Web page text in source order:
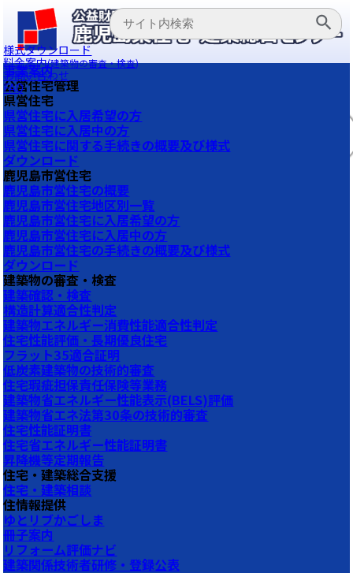
様式ダウンロード
料金案内(建築物の審査・検査)
お問い合わせ
FAQ
事業案内
公営住宅管理
県営住宅
県営住宅に入居希望の方
県営住宅に入居中の方
県営住宅に関する手続きの概要及び様式
ダウンロード
鹿児島市営住宅
鹿児島市営住宅の概要
鹿児島市営住宅地区別一覧
鹿児島市営住宅に入居希望の方
鹿児島市営住宅に入居中の方
鹿児島市営住宅の手続きの概要及び様式
ダウンロード
建築物の審査・検査
建築確認・検査
構造計算適合性判定
建築物エネルギー消費性能適合性判定
住宅性能評価・長期優良住宅
フラット35適合証明
低炭素建築物の技術的審査
住宅瑕疵担保責任保険等業務
建築物省エネルギー性能表示(BELS)評価
建築物省エネ法第30条の技術的審査
住宅性能証明書
住宅省エネルギー性能証明書
昇降機等定期報告
住宅・建築総合支援
住宅・建築相談
住情報提供
ゆとリブかごしま
冊子案内
リフォーム評価ナビ
建築関係技術者研修・登録公表